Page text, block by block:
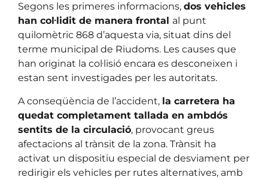
Segons les primeres informacions, dos vehicles
han col·lidit de manera frontal al punt
quilomètric 868 d’aquesta via, situat dins del
terme municipal de Riudoms. Les causes que
han originat la col·lisió encara es desconeixen i
estan sent investigades per les autoritats.
A conseqüència de l’accident, la carretera ha
quedat completament tallada en ambdós
sentits de la circulació, provocant greus
afectacions al trànsit de la zona. Trànsit ha
activat un dispositiu especial de desviament per
redirigir els vehicles per rutes alternatives, amb